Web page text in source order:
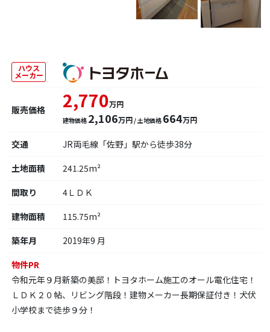
ハウス
メーカー
販売価格 2,770万円
建物価格 2,106万円/ 土地価格 664万円
交通
JR両毛線「佐野」駅から徒歩38分
土地面積
241.25m²
間取り
4ＬＤＫ
建物面積
115.75m²
築年月
2019年9 月
物件PR
令和元年９月新築の美邸！トヨタホーム施工のオール電化住宅！
ＬＤＫ２０帖、リビング階段！建物メーカー長期保証付き！犬伏
小学校まで徒歩９分！